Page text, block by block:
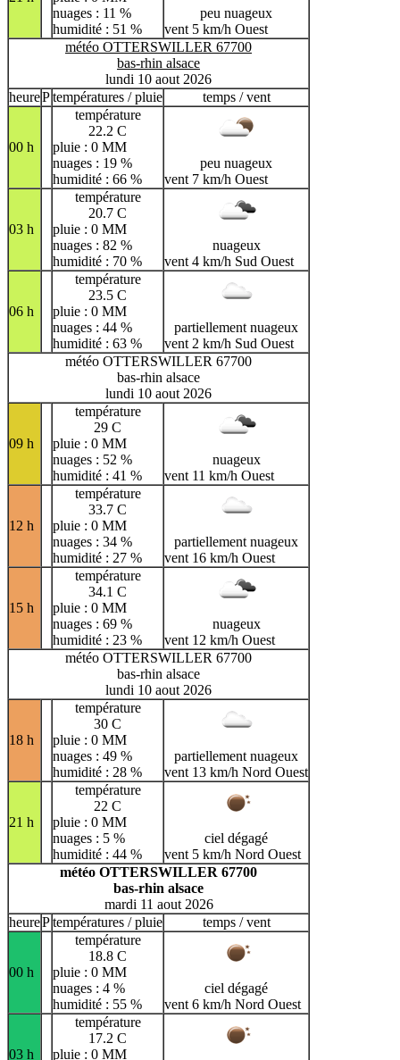
nuages : 11 %
humidité : 51 %
peu nuageux
vent 5 km/h Ouest
météo OTTERSWILLER 67700
bas-rhin alsace
lundi 10 aout 2026
heurePtempératures / pluie temps / vent
00 h
température
22.2 C
pluie : 0 MM
nuages : 19 %
humidité : 66 %
peu nuageux
vent 7 km/h Ouest
03 h
température
20.7 C
pluie : 0 MM
nuages : 82 %
humidité : 70 %
nuageux
vent 4 km/h Sud Ouest
06 h
température
23.5 C
pluie : 0 MM
nuages : 44 %
humidité : 63 %
partiellement nuageux
vent 2 km/h Sud Ouest
météo OTTERSWILLER 67700
bas-rhin alsace
lundi 10 aout 2026
09 h
température
29 C
pluie : 0 MM
nuages : 52 %
humidité : 41 %
nuageux
vent 11 km/h Ouest
12 h
température
33.7 C
pluie : 0 MM
nuages : 34 %
humidité : 27 %
partiellement nuageux
vent 16 km/h Ouest
15 h
température
34.1 C
pluie : 0 MM
nuages : 69 %
humidité : 23 %
nuageux
vent 12 km/h Ouest
météo OTTERSWILLER 67700
bas-rhin alsace
lundi 10 aout 2026
18 h
température
30 C
pluie : 0 MM
nuages : 49 %
humidité : 28 %
partiellement nuageux
vent 13 km/h Nord Ouest
21 h
température
22 C
pluie : 0 MM
nuages : 5 %
humidité : 44 %
ciel dégagé
vent 5 km/h Nord Ouest
météo OTTERSWILLER 67700
bas-rhin alsace
mardi 11 aout 2026
heurePtempératures / pluie temps / vent
00 h
température
18.8 C
pluie : 0 MM
nuages : 4 %
humidité : 55 %
ciel dégagé
vent 6 km/h Nord Ouest
03 h
température
17.2 C
pluie : 0 MM